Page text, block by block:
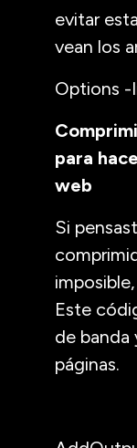
evitar
vean los
Options -
para
web
Si
Este
de banda
páginas.